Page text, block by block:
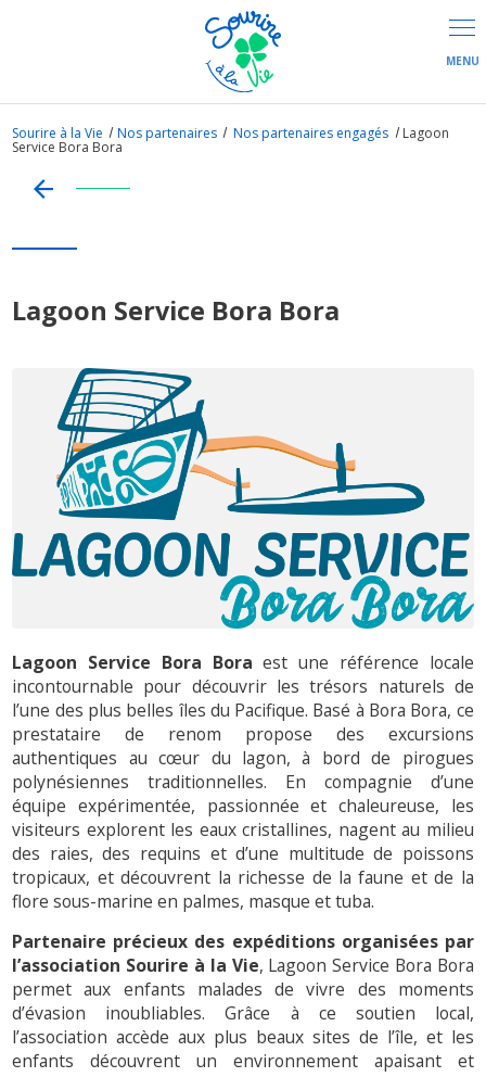
Sourire à la Vie Nos partenaires Nos partenaires engagés Lagoon
Service Bora Bora
Lagoon Service Bora Bora
Lagoon Service Bora Bora est une référence locale
incontournable pour découvrir les trésors naturels de
l’une des plus belles îles du Pacifique. Basé à Bora Bora, ce
prestataire de renom propose des excursions
authentiques au cœur du lagon, à bord de pirogues
polynésiennes traditionnelles. En compagnie d’une
équipe expérimentée, passionnée et chaleureuse, les
visiteurs explorent les eaux cristallines, nagent au milieu
des raies, des requins et d’une multitude de poissons
tropicaux, et découvrent la richesse de la faune et de la
flore sous-marine en palmes, masque et tuba.
Partenaire précieux des expéditions organisées par
l’association Sourire à la Vie, Lagoon Service Bora Bora
permet aux enfants malades de vivre des moments
d’évasion inoubliables. Grâce à ce soutien local,
l’association accède aux plus beaux sites de l’île, et les
enfants découvrent un environnement apaisant et
Panneau de gestion des cookies